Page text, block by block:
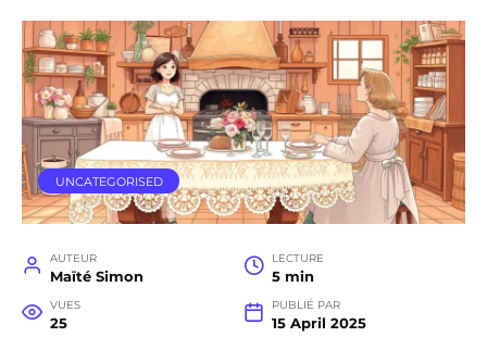
UNCATEGORISED
AUTEUR
Maïté Simon
LECTURE
5 min
VUES
25
PUBLIÉ PAR
15 April 2025